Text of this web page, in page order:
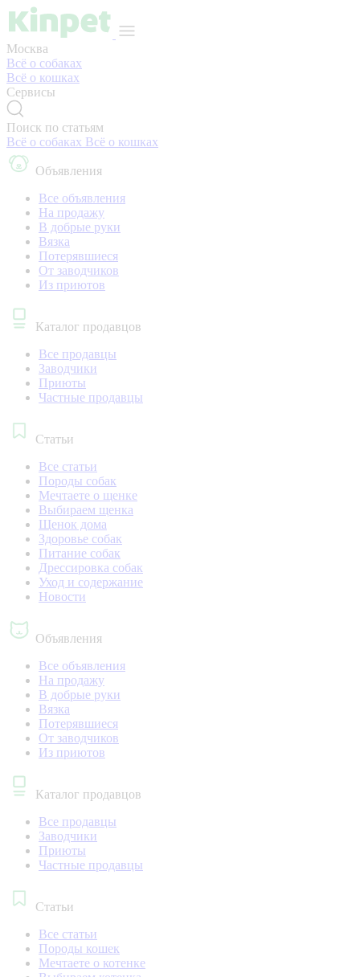
Москва
Всё о собаках
Всё о кошках
Сервисы
Поиск по статьям
Всё о собаках Всё о кошках
Объявления
Все объявления
На продажу
В добрые руки
Вязка
Потерявшиеся
От заводчиков
Из приютов
Каталог продавцов
Все продавцы
Заводчики
Приюты
Частные продавцы
Статьи
Все статьи
Породы собак
Мечтаете о щенке
Выбираем щенка
Щенок дома
Здоровье собак
Питание собак
Дрессировка собак
Уход и содержание
Новости
Объявления
Все объявления
На продажу
В добрые руки
Вязка
Потерявшиеся
От заводчиков
Из приютов
Каталог продавцов
Все продавцы
Заводчики
Приюты
Частные продавцы
Статьи
Все статьи
Породы кошек
Мечтаете о котенке